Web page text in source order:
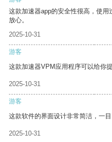
这款加速器app的安全性很高，使
放心。
2025-10-31
游客
这款加速器VPM应用程序可以给你
2025-10-31
游客
这款软件的界面设计非常简洁，一目
2025-10-31